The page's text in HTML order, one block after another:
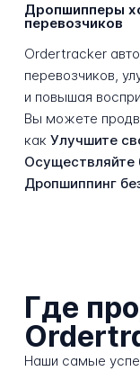
Дропшипперы
перевозчиков
Ordertracker
перевозчиков,
и повышая
Вы можете
как Улучшите
Осуществляйте
Дропшиппинг
Где
Наши самые